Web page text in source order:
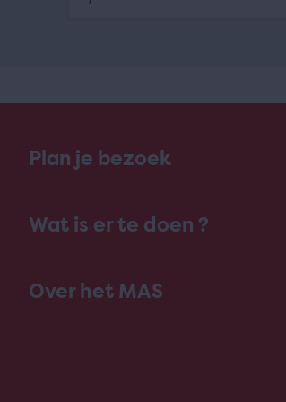
Plan je bezoek
Wat is er te doen ?
Over het MAS